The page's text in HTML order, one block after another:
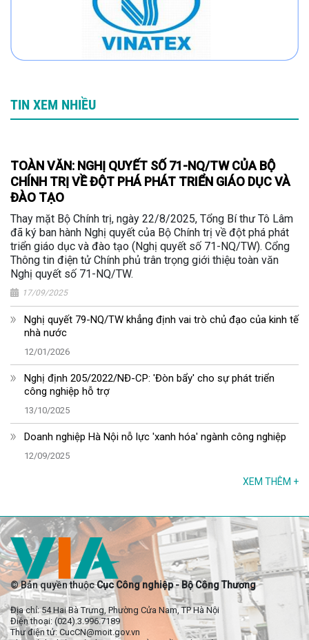
TIN XEM NHIỀU
TOÀN VĂN: NGHỊ QUYẾT SỐ 71-NQ/TW CỦA BỘ
CHÍNH TRỊ VỀ ĐỘT PHÁ PHÁT TRIỂN GIÁO DỤC VÀ
ĐÀO TẠO
Thay mặt Bộ Chính trị, ngày 22/8/2025, Tổng Bí thư Tô Lâm
đã ký ban hành Nghị quyết của Bộ Chính trị về đột phá phát
triển giáo dục và đào tạo (Nghị quyết số 71-NQ/TW). Cổng
Thông tin điện tử Chính phủ trân trọng giới thiệu toàn văn
Nghị quyết số 71-NQ/TW.
17/09/2025
Nghị quyết 79-NQ/TW khẳng định vai trò chủ đạo của kinh tế
nhà nước
12/01/2026
Nghị định 205/2022/NĐ-CP: 'Đòn bẩy' cho sự phát triển
công nghiệp hỗ trợ
13/10/2025
Doanh nghiệp Hà Nội nỗ lực 'xanh hóa' ngành công nghiệp
12/09/2025
XEM THÊM +
© Bản quyền thuộcCục Công nghiệp - Bộ Công Thương
Địa chỉ: 54 Hai Bà Trưng, Phường Cửa Nam, TP Hà Nội
Điện thoại: (024).3.996.7189
Thư điện tử: CucCN@moit.gov.vn